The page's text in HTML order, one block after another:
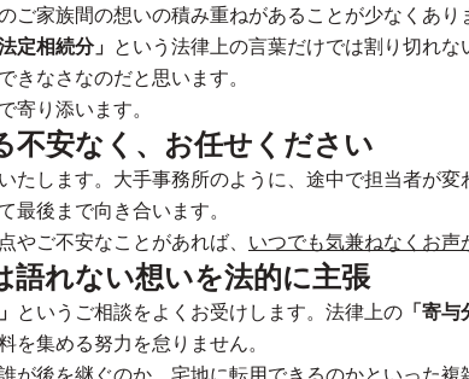
家族間の想いの積み重ねがあることが少なくあり
法定相続分」 という法律上の言葉だけでは割り切れ
きなさなのだと思います。
寄り添います。
不安なく、お任せください
します。大手事務所のように、途中で担当者が
最後まで向き合います。
やご不安なことがあれば、 いつでも気兼ねなくお声
語れない想いを法的に主張
というご相談をよくお受けします。法律上の 「寄与
を集める努力を怠りません。
後を継ぐのか、宅地に転用できるのかといった複